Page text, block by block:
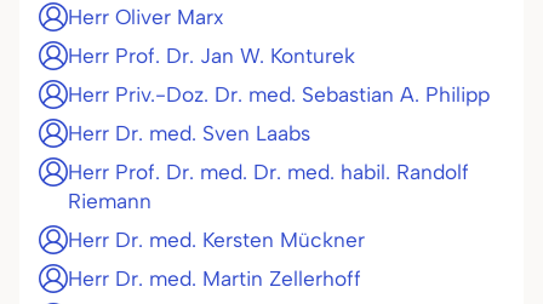
Herr Oliver Marx
Herr Prof. Dr. Jan W. Konturek
Herr Priv.-Doz. Dr. med. Sebastian A. Philipp
Herr Dr. med. Sven Laabs
Herr Prof. Dr. med. Dr. med. habil. Randolf
Riemann
Herr Dr. med. Kersten Mückner
Herr Dr. med. Martin Zellerhoff